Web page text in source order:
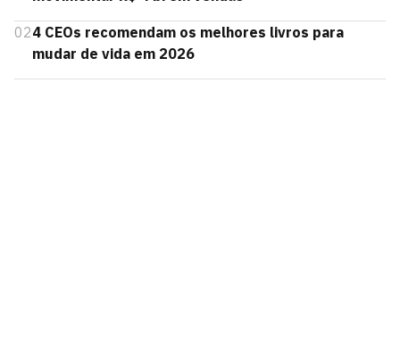
024 CEOs recomendam os melhores livros para
mudar de vida em 2026